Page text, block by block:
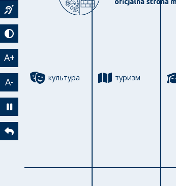
Język migowy
Tryb kontrastowy
A+
A-
Zatrzymaj animację
Powrót
культура туризм